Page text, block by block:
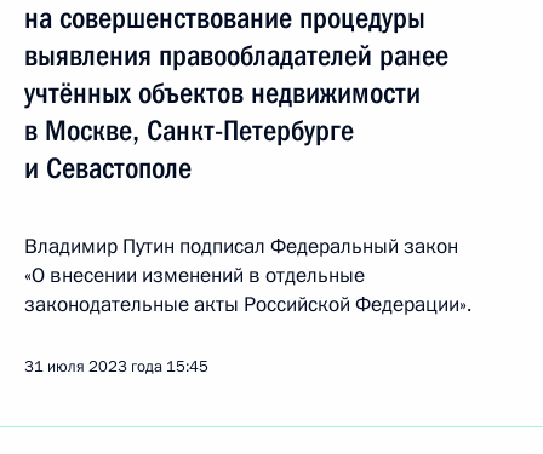
на совершенствование процедуры
выявления правообладателей ранее
учтённых объектов недвижимости
в Москве, Санкт-Петербурге
и Севастополе
Владимир Путин подписал Федеральный закон
«О внесении изменений в отдельные
законодательные акты Российской Федерации».
31 июля 2023 года 15:45